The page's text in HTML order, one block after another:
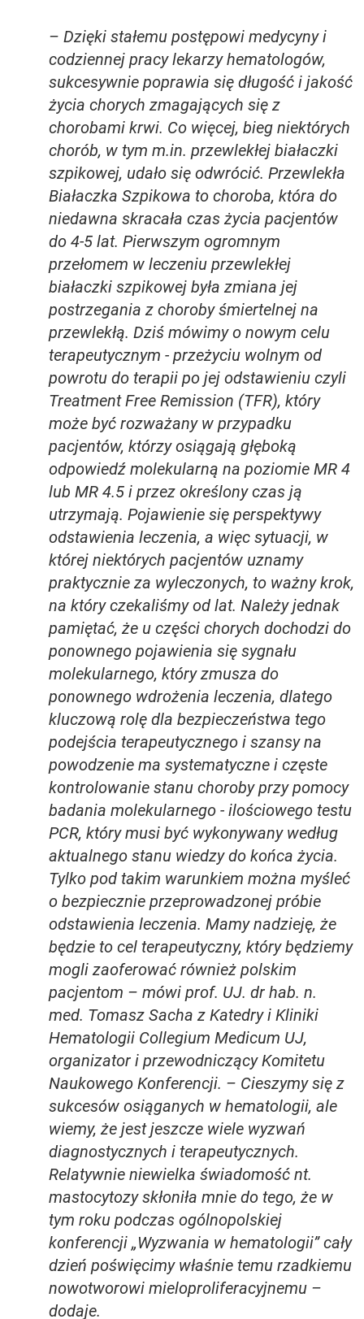
– Dzięki stałemu postępowi medycyny i
codziennej pracy lekarzy hematologów,
sukcesywnie poprawia się długość i jakość
życia chorych zmagających się z
chorobami krwi. Co więcej, bieg niektórych
chorób, w tym m.in. przewlekłej białaczki
szpikowej, udało się odwrócić. Przewlekła
Białaczka Szpikowa to choroba, która do
niedawna skracała czas życia pacjentów
do 4-5 lat. Pierwszym ogromnym
przełomem w leczeniu przewlekłej
białaczki szpikowej była zmiana jej
postrzegania z choroby śmiertelnej na
przewlekłą. Dziś mówimy o nowym celu
terapeutycznym - przeżyciu wolnym od
powrotu do terapii po jej odstawieniu czyli
Treatment Free Remission (TFR), który
może być rozważany w przypadku
pacjentów, którzy osiągają głęboką
odpowiedź molekularną na poziomie MR 4
lub MR 4.5 i przez określony czas ją
utrzymają. Pojawienie się perspektywy
odstawienia leczenia, a więc sytuacji, w
której niektórych pacjentów uznamy
praktycznie za wyleczonych, to ważny krok,
na który czekaliśmy od lat. Należy jednak
pamiętać, że u części chorych dochodzi do
ponownego pojawienia się sygnału
molekularnego, który zmusza do
ponownego wdrożenia leczenia, dlatego
kluczową rolę dla bezpieczeństwa tego
podejścia terapeutycznego i szansy na
powodzenie ma systematyczne i częste
kontrolowanie stanu choroby przy pomocy
badania molekularnego - ilościowego testu
PCR, który musi być wykonywany według
aktualnego stanu wiedzy do końca życia.
Tylko pod takim warunkiem można myśleć
o bezpiecznie przeprowadzonej próbie
odstawienia leczenia. Mamy nadzieję, że
będzie to cel terapeutyczny, który będziemy
mogli zaoferować również polskim
pacjentom – mówi prof. UJ. dr hab. n.
med. Tomasz Sacha z Katedry i Kliniki
Hematologii Collegium Medicum UJ,
organizator i przewodniczący Komitetu
Naukowego Konferencji. – Cieszymy się z
sukcesów osiąganych w hematologii, ale
wiemy, że jest jeszcze wiele wyzwań
diagnostycznych i terapeutycznych.
Relatywnie niewielka świadomość nt.
mastocytozy skłoniła mnie do tego, że w
tym roku podczas ogólnopolskiej
konferencji „Wyzwania w hematologii” cały
dzień poświęcimy właśnie temu rzadkiemu
nowotworowi mieloproliferacyjnemu –
dodaje.